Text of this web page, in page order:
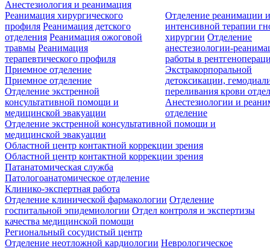
Анестезиология и реанимация
Реанимация хирургического
профиля Реанимация детского
отделения Реанимация ожоговой
травмы Реанимация
терапевтического профиля
Отделение реанимации
интенсивной терапии
хирургии Отделение
анестезиологии-
работы в
Экстракорпоральной
детоксикации,
переливания крови
Анестезиологии и
отделение
Приемное отделение
Приемное отделение
Отделение экстренной
консультативной помощи и
медицинской эвакуации
Отделение экстренной консультативной помощи и
медицинской эвакуации
Областной центр контактной коррекции зрения
Областной центр контактной коррекции зрения
Патанатомическая служба
Патологоанатомическое отделение
Клинико-экспертная работа
Отделение клинической фармакологии Отделение
госпитальной эпидемиологии Отдел контроля и экспертизы
качества медицинской помощи
Региональный сосудистый центр
Отделение неотложной кардиологии Неврологическое